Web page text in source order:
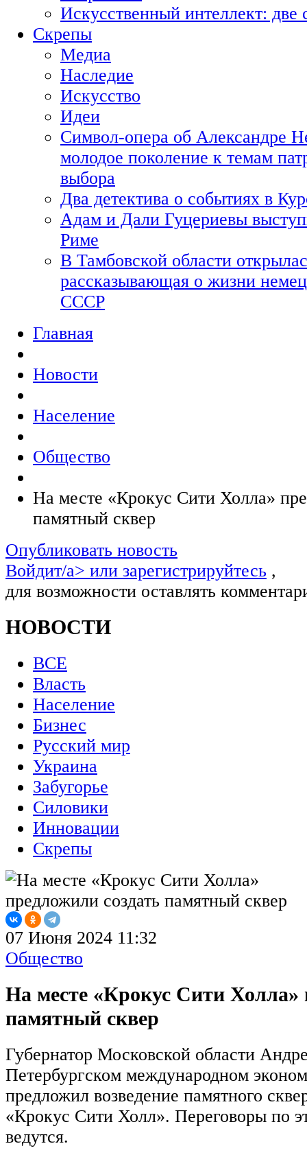
Искусственный интеллект:
Скрепы
Медиа
Наследие
Искусство
Идеи
Символ-опера об Александре
молодое поколение к темам
выбора
Два детектива о событиях в
Адам и Дали Гуцериевы
Риме
В Тамбовской области
рассказывающая о жизни
СССР
Главная
Новости
Население
Общество
На месте «Крокус Сити Холла»
памятный сквер
Опубликовать новость
Войдит/a> или зарегистрируйтесь ,
для возможности оставлять
НОВОСТИ
ВСЕ
Власть
Население
Бизнес
Русский мир
Украина
Забугорье
Силовики
Инновации
Скрепы
07 Июня 2024 11:32
Общество
На месте «Крокус Сити Холла»
памятный сквер
Губернатор Московской области
Петербургском международном
предложил возведение памятного
«Крокус Сити Холл». Переговоры по
ведутся.